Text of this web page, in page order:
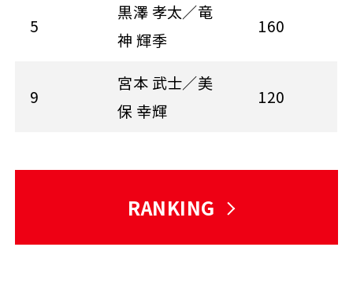
5
黒澤 孝太／竜
神 輝季
160
9
宮本 武士／美
保 幸輝
120
RANKING